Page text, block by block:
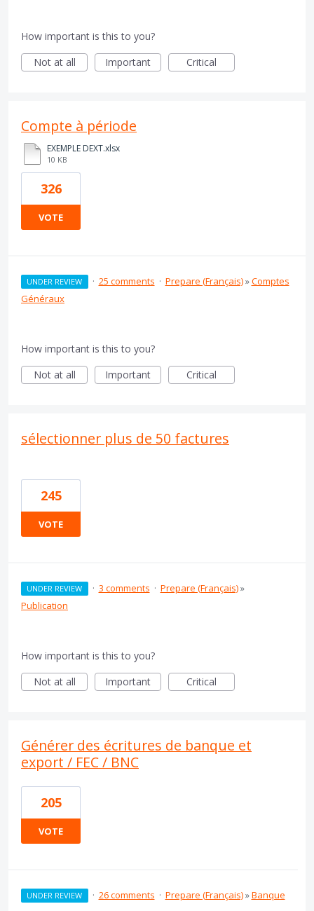
How important is this to you?
Not at all
Important Critical
Compte à période
EXEMPLE DEXT.xlsx
10 KB
326
VOTE
UNDER REVIEW · 25 comments · Prepare (Français)»Comptes
Généraux
How important is this to you?
Not at all
Important Critical
sélectionner plus de 50 factures
245
VOTE
UNDER REVIEW · 3 comments · Prepare (Français)»
Publication
How important is this to you?
Not at all
Important Critical
Générer des écritures de banque et
export / FEC / BNC
205
VOTE
UNDER REVIEW · 26 comments · Prepare (Français)»Banque